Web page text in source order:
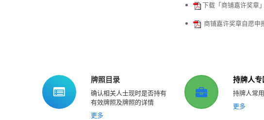
下载「商铺嘉许奖章
商铺嘉许奖章自愿申
牌照目录
确认相关人士现时是否持有
有效牌照及牌照的详情
更多
持牌人专
持牌人常
更多